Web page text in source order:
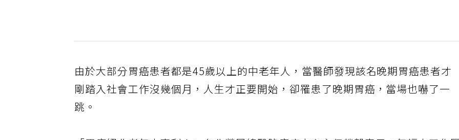
由於大部分胃癌患者都是45歲以上的中老年人，當醫師發現該名晚期胃癌患者才
剛踏入社會工作沒幾個月，人生才正要開始，卻罹患了晚期胃癌，當場也嚇了一
跳。